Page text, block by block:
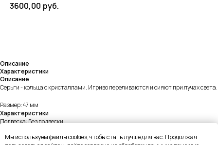
3600,00 руб.
Описание
Характеристики
Описание
Серьги - кольца с кристаллами. Игриво переливаются и сияют при лучах света.
Размер: 47 мм
Характеристики
Подвеска: Без подвески
Мы используем файлы cookies, чтобы стать лучше для вас. Продолжая